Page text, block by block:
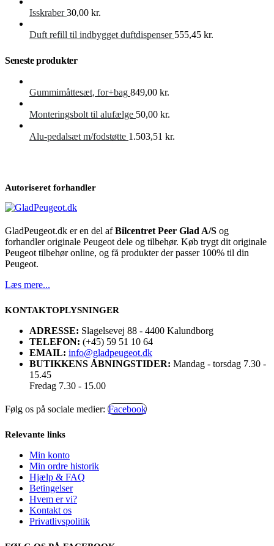
Isskraber 30,00 kr.
Duft refill til indbygget duftdispenser 555,45 kr.
Seneste produkter
Gummimåttesæt, for+bag 849,00 kr.
Monteringsbolt til alufælge 50,00 kr.
Alu-pedalsæt m/fodstøtte 1.503,51 kr.
Autoriseret forhandler
GladPeugeot.dk er en del afBilcentret Peer Glad A/S og
forhandler originale Peugeot dele og tilbehør. Køb trygt dit originale
Peugeot tilbehør online, og få produkter der passer 100% til din
Peugeot.
Læs mere...
KONTAKTOPLYSNINGER
ADRESSE: Slagelsevej 88 - 4400 Kalundborg
TELEFON: (+45) 59 51 10 64
EMAIL: info@gladpeugeot.dk
BUTIKKENS ÅBNINGSTIDER: Mandag - torsdag 7.30 -
15.45
Fredag 7.30 - 15.00
Følg os på sociale medier: Facebook
Relevante links
Min konto
Min ordre historik
Hjælp & FAQ
Betingelser
Hvem er vi?
Kontakt os
Privatlivspolitik